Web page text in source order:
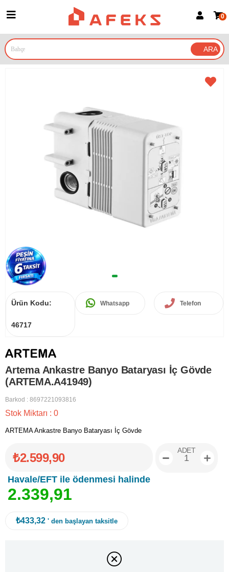
Google İle Bağlan
0
Ürün Kodu:
46717
Whatsapp Telefon
Artema Ankastre Banyo Bataryası İç Gövde
(ARTEMA.A41949)
Barkod : 8697221093816
Stok Miktarı : 0
ARTEMA Ankastre Banyo Bataryası İç Gövde
₺2.599,90
Havale/EFT ile ödenmesi halinde
2.339,91
ADET
₺433,32 ' den başlayan taksitle